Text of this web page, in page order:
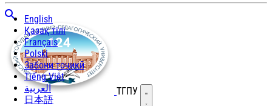
English
Қазақ тілі
Français
Polski
Забони тоҷикӣ
Tiếng Việt
العربية
日本語
ТГПУ Открыть меню